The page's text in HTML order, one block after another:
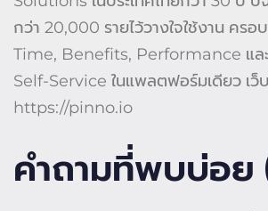
กว่า 20,000 รายไว้วางใจใช้งาน คร
Time, Benefits, Performance แล
Self-Service ในแพลตฟอร์มเดียว เว็
https://pinno.io
คำถามที่พบบ่อย